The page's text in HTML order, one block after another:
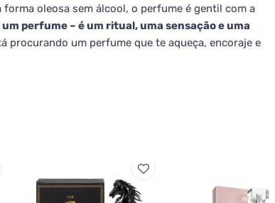
oleosa sem álcool, o perfume é gentil com a
perfume – é um ritual, uma sensação e uma
procurando um perfume que te aqueça, encoraje e